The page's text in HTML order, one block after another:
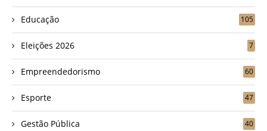
Educação 105
Eleições 2026 7
Empreendedorismo 60
Esporte 47
Gestão Pública 40